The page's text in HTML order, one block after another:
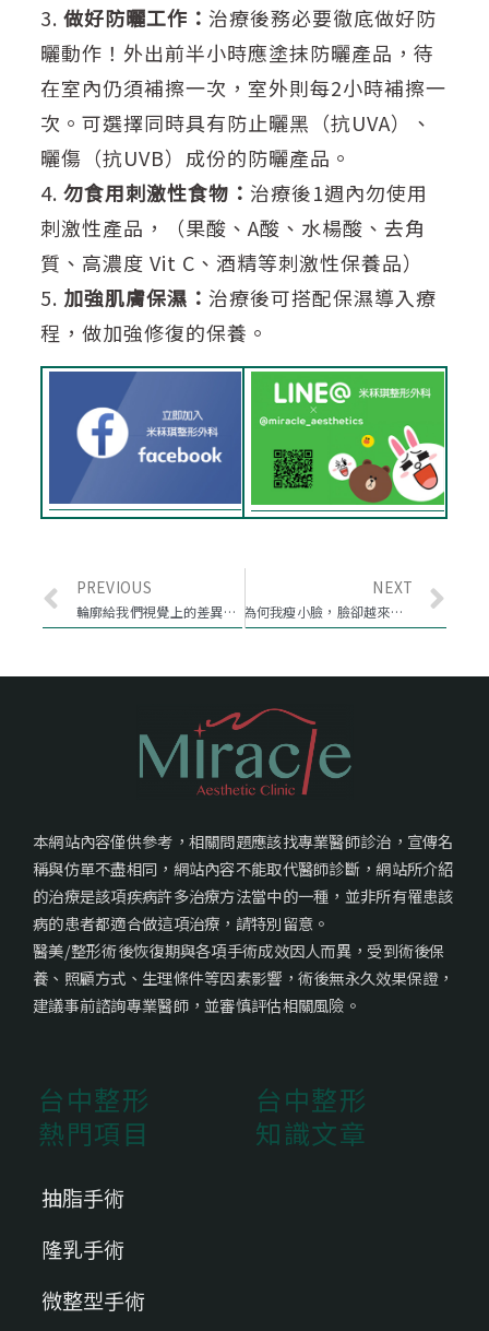
3.做好防曬工作： 治療後務必要徹底做好防
曬動作！外出前半小時應塗抹防曬產品，待
在室內仍須補擦一次，室外則每2小時補擦一
次。可選擇同時具有防止曬黑（抗UVA）、
曬傷（抗UVB）成份的防曬產品。
4.勿食用刺激性食物： 治療後1週內勿使用
刺激性產品，（果酸、A酸、水楊酸、去角
質、高濃度 Vit C、酒精等刺激性保養品）
5. 加強肌膚保濕： 治療後可搭配保濕導入療
程，做加強修復的保養。
PREVIOUS
輪廓給我們視覺上的差異，如何補救？
NEXT
為何我瘦小臉，臉卻越來越垂？
本網站內容僅供參考，相關問題應該找專業醫師診治，宣傳名
稱與仿單不盡相同，網站內容不能取代醫師診斷，網站所介紹
的治療是該項疾病許多治療方法當中的一種，並非所有罹患該
病的患者都適合做這項治療，請特別留意。
醫美/整形術後恢復期與各項手術成效因人而異，受到術後保
養、照顧方式、生理條件等因素影響，術後無永久效果保證，
建議事前諮詢專業醫師，並審慎評估相關風險。
台中整形
熱門項目
抽脂手術
隆乳手術
微整型手術
台中整形
知識文章